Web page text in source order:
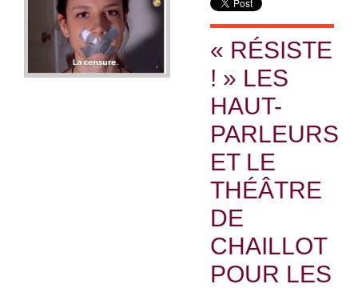
« RÉSISTE
! » LES
HAUT-
PARLEURS
ET LE
THÉÂTRE
DE
CHAILLOT
POUR LES